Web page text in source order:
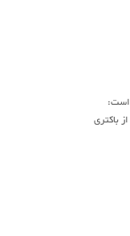
است:
باکتری